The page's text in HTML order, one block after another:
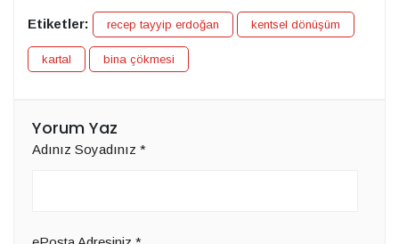
Etiketler: recep tayyip erdoğan kentsel dönüşüm
kartal bina çökmesi
Yorum Yaz
Adınız Soyadınız *